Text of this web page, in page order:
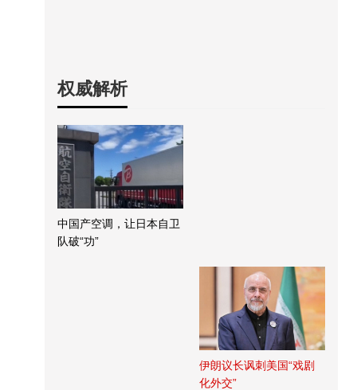
权威解析
中国产空调，让日本自卫
队破“功”
伊朗议长讽刺美国“戏剧
化外交”